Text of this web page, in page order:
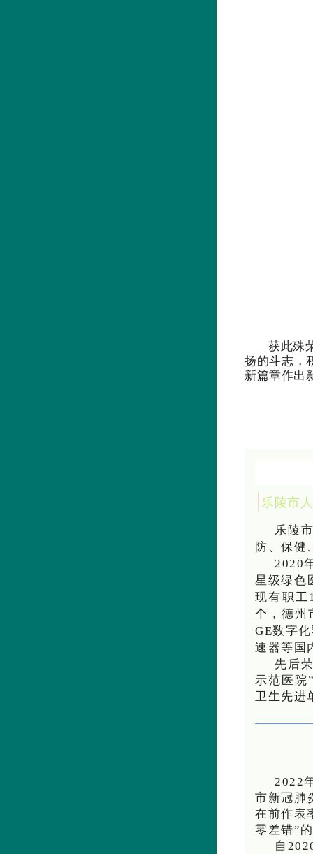
获此殊
扬的斗志，
新篇章作出
乐陵市
乐陵
防、保健
2020
星级绿色
现有职工
个，德州
GE数字
速器等国
先后
示范医院
卫生先进
2022
市新冠肺
在前作表
零差错”
自